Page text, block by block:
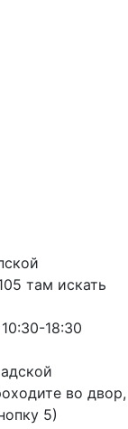
там искать
18:30
во двор,
5)